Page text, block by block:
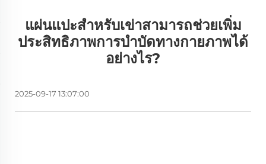
แผ่นแปะสำหรับเข่าสามารถช่วยเพิ่ม
ประสิทธิภาพการบำบัดทางกายภาพได้
อย่างไร?
2025-09-17 13:07:00